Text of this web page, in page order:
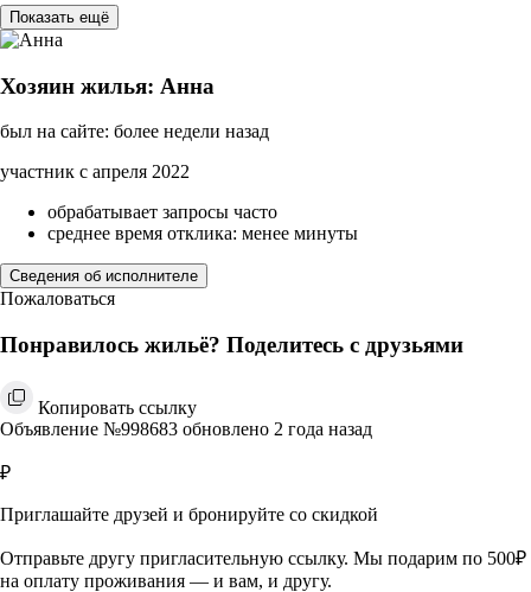
Показать ещё
Хозяин жилья: Анна
был на сайте: более недели назад
участник с апреля 2022
обрабатывает запросы часто
среднее время отклика: менее минуты
Сведения об исполнителе
Пожаловаться
Понравилось жильё? Поделитесь с друзьями
Копировать ссылку
Объявление №998683 обновлено 2 года назад
₽
Приглашайте друзей и бронируйте со скидкой
Отправьте другу пригласительную ссылку. Мы подарим по 500₽
на оплату проживания — и вам, и другу.